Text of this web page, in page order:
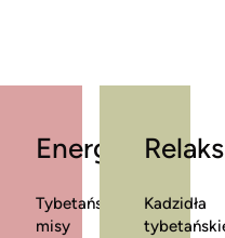
Energia
Tybetańskie
misy
Relaks
Kadzidła